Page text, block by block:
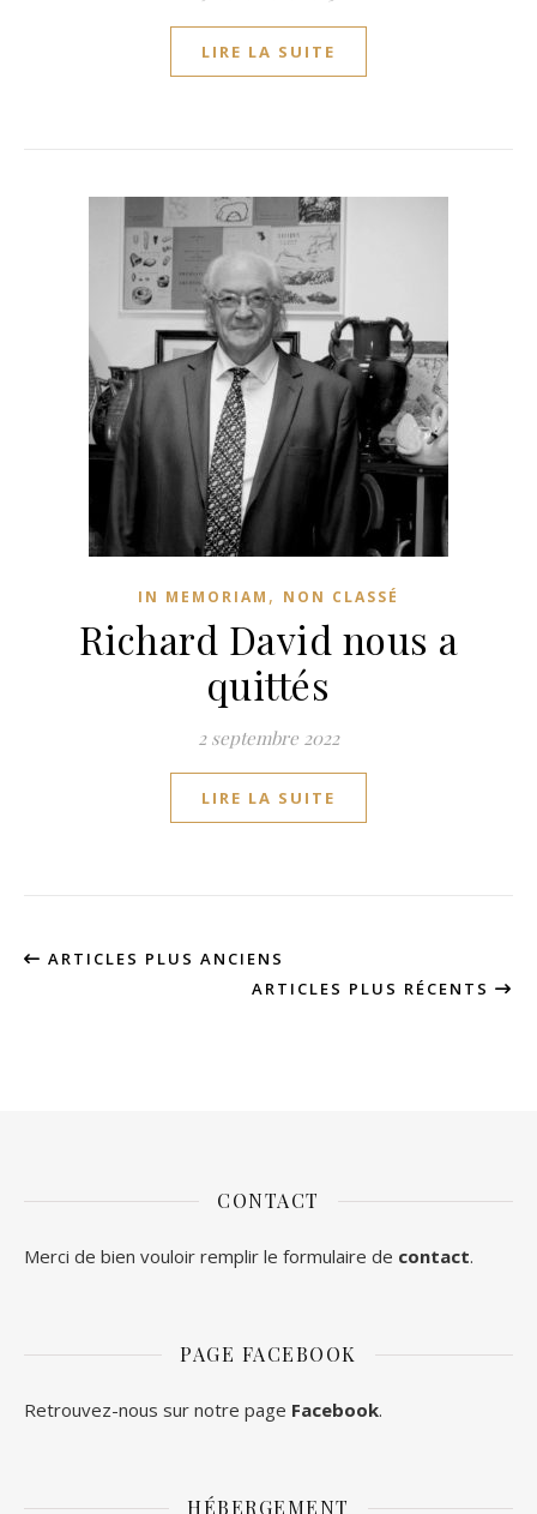
LIRE LA SUITE
IN MEMORIAM , NON CLASSÉ
Richard David nous a
quittés
2 septembre 2022
LIRE LA SUITE
ARTICLES PLUS ANCIENS
ARTICLES PLUS RÉCENTS
CONTACT
Merci de bien vouloir remplir le formulaire de contact.
PAGE FACEBOOK
Retrouvez-nous sur notre page Facebook.
HÉBERGEMENT